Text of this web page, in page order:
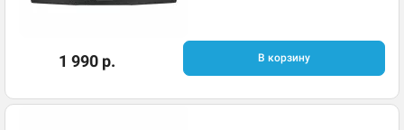
1 990 р. В корзину